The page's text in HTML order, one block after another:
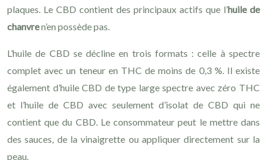
plaques. Le CBD contient des principaux actifs que l’huile de
chanvren’en possède pas.
L’huile de CBD se décline en trois formats : celle à spectre
complet avec un teneur en THC de moins de 0,3 %. Il existe
également d’huile CBD de type large spectre avec zéro THC
et l’huile de CBD avec seulement d’isolat de CBD qui ne
contient que du CBD. Le consommateur peut le mettre dans
des sauces, de la vinaigrette ou appliquer directement sur la
peau.